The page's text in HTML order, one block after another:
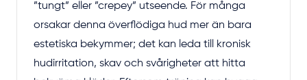
”tungt” eller ”crepey” utseende. För många
orsakar denna överflödiga hud mer än bara
estetiska bekymmer; det kan leda till kronisk
hudirritation, skav och svårigheter att hitta